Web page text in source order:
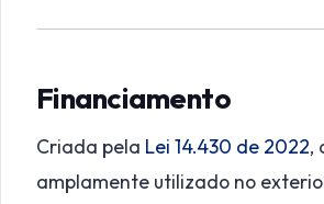
Financiamento
Criada pela Lei 14.430 de 2022,
amplamente utilizado no